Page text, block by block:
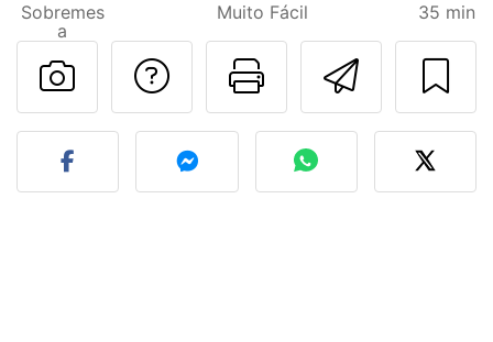
Sobremes
a
Muito Fácil 35 min
Imprima
Falar com o autor
Fez esta receita?